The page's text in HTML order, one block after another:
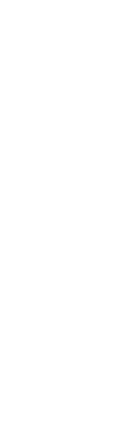
auch Kunden, die von
6. Generation
Service
erreichbar unter:
0